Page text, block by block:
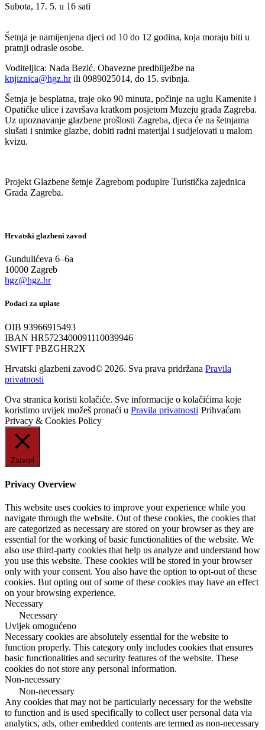
Subota, 17. 5. u 16 sati
Šetnja je namijenjena djeci od 10 do 12 godina, koja moraju biti u
pratnji odrasle osobe.
Voditeljica: Nada Bezić. Obavezne predbilježbe na
knjiznica@hgz.hrili 0989025014, do 15. svibnja.
Šetnja je besplatna, traje oko 90 minuta, počinje na uglu Kamenite i
Opatičke ulice i završava kratkom posjetom Muzeju grada Zagreba.
Uz upoznavanje glazbene prošlosti Zagreba, djeca će na šetnjama
slušati i snimke glazbe, dobiti radni materijal i sudjelovati u malom
kvizu.
Projekt Glazbene šetnje Zagrebom podupire Turistička zajednica
Grada Zagreba.
Hrvatski glazbeni zavod
Gundulićeva 6–6a
10000 Zagreb
hgz@hgz.hr
Podaci za uplate
OIB 93966915493
IBAN HR5723400091110039946
SWIFT PBZGHR2X
Hrvatski glazbeni zavod© 2026. Sva prava pridržana Pravila
privatnosti
Ova stranica koristi kolačiće. Sve informacije o kolačićima koje
koristimo uvijek možeš pronaći u Pravila privatnosti Prihvaćam
Privacy & Cookies Policy
Zatvori
Privacy Overview
This website uses cookies to improve your experience while you
navigate through the website. Out of these cookies, the cookies that
are categorized as necessary are stored on your browser as they are
essential for the working of basic functionalities of the website. We
also use third-party cookies that help us analyze and understand how
you use this website. These cookies will be stored in your browser
only with your consent. You also have the option to opt-out of these
cookies. But opting out of some of these cookies may have an effect
on your browsing experience.
Necessary
Necessary
Uvijek omogućeno
Necessary cookies are absolutely essential for the website to
function properly. This category only includes cookies that ensures
basic functionalities and security features of the website. These
cookies do not store any personal information.
Non-necessary
Non-necessary
Any cookies that may not be particularly necessary for the website
to function and is used specifically to collect user personal data via
analytics, ads, other embedded contents are termed as non-necessary